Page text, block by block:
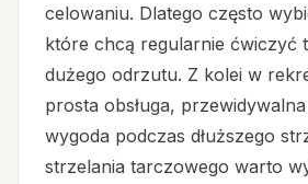
celowaniu. Dlatego często
które chcą regularnie ćwiczyć
dużego odrzutu. Z kolei w
prosta obsługa,
wygoda podczas dłuższego
strzelania tarczowego warto